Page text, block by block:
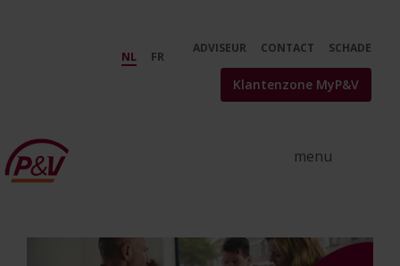
NL FR
ADVISEUR CONTACT SCHADE
Klantenzone MyP&V